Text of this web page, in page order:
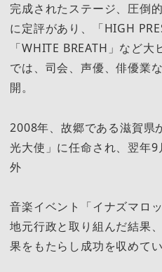
完成されたステージ、圧倒
に定評があり、「HIGH
「WHITE BREATH」など
では、司会、声優、俳優業
開。
2008年、故郷である滋賀県
光大使」に任命され、翌年
外
音楽イベント「イナズマロ
地元行政と取り組んだ結果
果をもたらし成功を収めてい